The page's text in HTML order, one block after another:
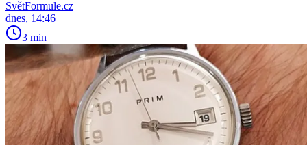
SvětFormule.cz
dnes, 14:46
3 min